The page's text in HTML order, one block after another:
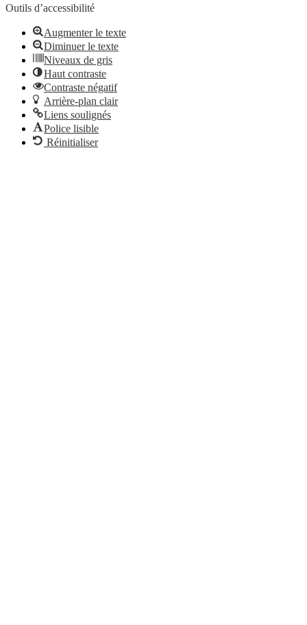
Outils d’accessibilité
Augmenter le texte
Diminuer le texte
Niveaux de gris
Haut contraste
Contraste négatif
Arrière-plan clair
Liens soulignés
Police lisible
Réinitialiser